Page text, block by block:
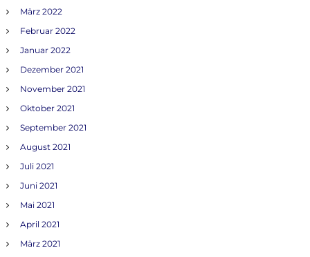
März 2022
Februar 2022
Januar 2022
Dezember 2021
November 2021
Oktober 2021
September 2021
August 2021
Juli 2021
Juni 2021
Mai 2021
April 2021
März 2021